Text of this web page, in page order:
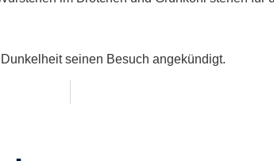
seinen Besuch angekündigt.